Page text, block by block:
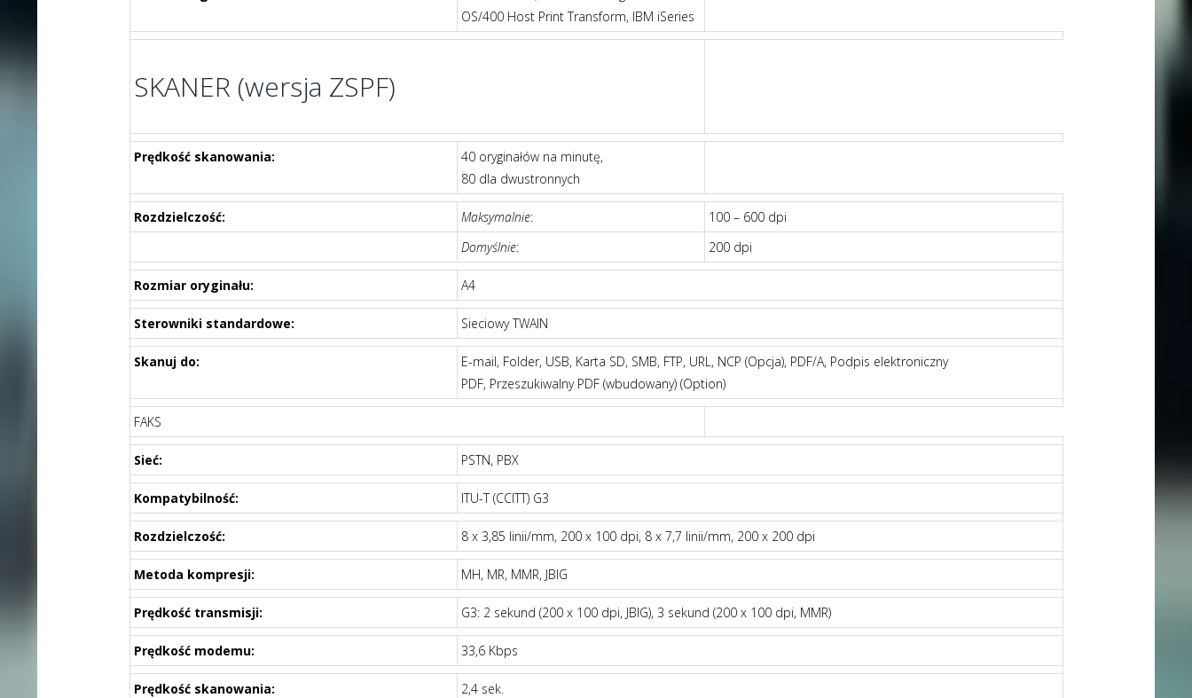
OS/400 Host Print Transform, IBM iSeries
SKANER (wersja ZSPF)
Prędkość skanowania:
40 oryginałów na minutę,
80 dla dwustronnych
Rozdzielczość: Maksymalnie:
100 – 600 dpi
Domyślnie: 200 dpi
Rozmiar oryginału: A4
Sterowniki standardowe: Sieciowy TWAIN
Skanuj do:
E-mail, Folder, USB, Karta SD, SMB, FTP, URL, NCP (Opcja), PDF/A, Podpis elektroniczny
PDF, Przeszukiwalny PDF (wbudowany) (Option)
FAKS
Sieć: PSTN, PBX
Kompatybilność: ITU-T (CCITT) G3
Rozdzielczość: 8 x 3,85 linii/mm, 200 x 100 dpi, 8 x 7,7 linii/mm, 200 x 200 dpi
Metoda kompresji: MH, MR, MMR, JBIG
Prędkość transmisji: G3: 2 sekund (200 x 100 dpi, JBIG), 3 sekund (200 x 100 dpi, MMR)
Prędkość modemu: 33,6 Kbps
Prędkość skanowania: 2,4 sek.